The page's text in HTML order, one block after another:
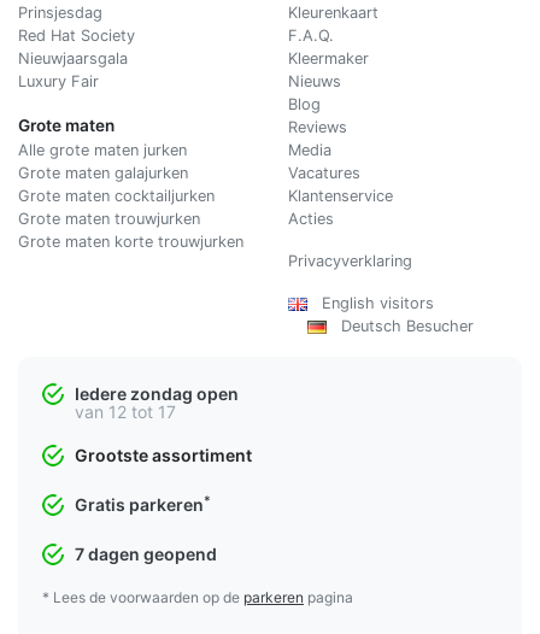
Prinsjesdag
Red Hat Society
Nieuwjaarsgala
Luxury Fair
Grote maten
Alle grote maten jurken
Grote maten galajurken
Grote maten cocktailjurken
Grote maten trouwjurken
Grote maten korte trouwjurken
Kleurenkaart
F.A.Q.
Kleermaker
Nieuws
Blog
Reviews
Media
Vacatures
Klantenservice
Acties
Privacyverklaring
English visitors
Deutsch Besucher
Iedere zondag open
van 12 tot 17
Grootste assortiment
Gratis parkeren*
7 dagen geopend
* Lees de voorwaarden op de parkeren pagina